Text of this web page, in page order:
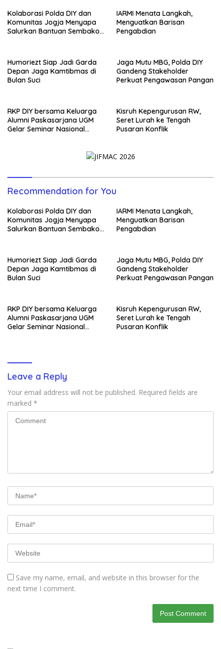
Kolaborasi Polda DIY dan
Komunitas Jogja Menyapa
Salurkan Bantuan Sembako,
IARMI Menata Langkah,
Menguatkan Barisan
Pengabdian
Humoriezt Siap Jadi Garda
Depan Jaga Kamtibmas di
Bulan Suci
Jaga Mutu MBG, Polda DIY
Gandeng Stakeholder
Perkuat Pengawasan Pangan
RKP DIY bersama Keluarga
Alumni Paskasarjana UGM
Gelar Seminar Nasional
Kisruh Kepengurusan RW,
Seret Lurah ke Tengah
Pusaran Konflik
Recommendation for You
Kolaborasi Polda DIY dan
Komunitas Jogja Menyapa
Salurkan Bantuan Sembako,
IARMI Menata Langkah,
Menguatkan Barisan
Pengabdian
Humoriezt Siap Jadi Garda
Depan Jaga Kamtibmas di
Bulan Suci
Jaga Mutu MBG, Polda DIY
Gandeng Stakeholder
Perkuat Pengawasan Pangan
RKP DIY bersama Keluarga
Alumni Paskasarjana UGM
Gelar Seminar Nasional
Kisruh Kepengurusan RW,
Seret Lurah ke Tengah
Pusaran Konflik
Leave a Reply
Your email address will not be published. Required fields are
marked *
Save my name, email, and website in this browser for the
next time I comment.